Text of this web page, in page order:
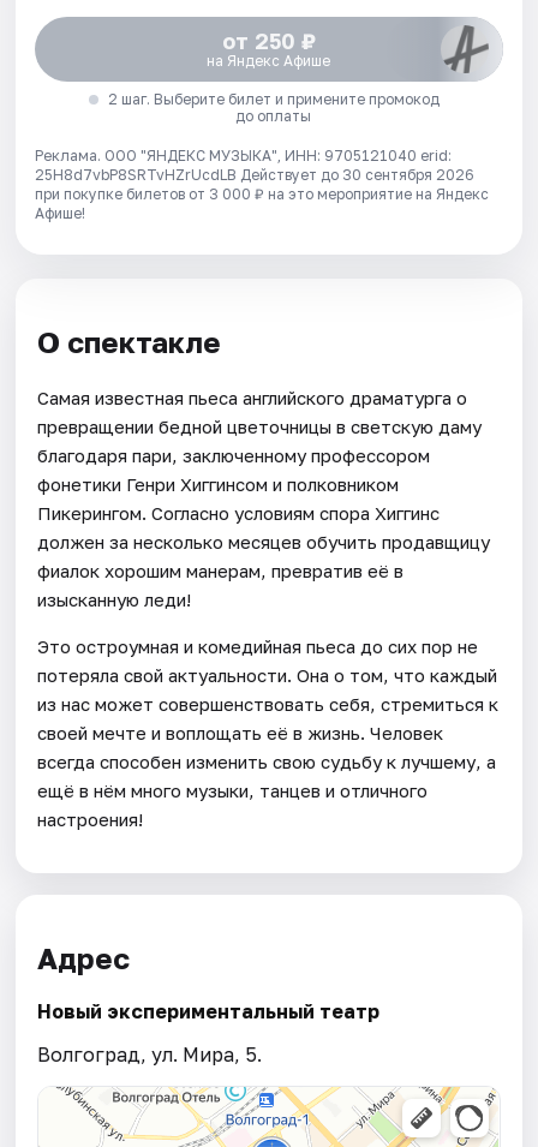
от 250 ₽
на Яндекс Афише
2 шаг. Выберите билет и примените промокод
до оплаты
Реклама. ООО "ЯНДЕКС МУЗЫКА", ИНН: 9705121040 erid:
25H8d7vbP8SRTvHZrUcdLB Действует до 30 сентября 2026
при покупке билетов от 3 000 ₽ на это мероприятие на Яндекс
Афише!
О спектакле
Самая известная пьеса английского драматурга о
превращении бедной цветочницы в светскую даму
благодаря пари, заключенному профессором
фонетики Генри Хиггинсом и полковником
Пикерингом. Согласно условиям спора Хиггинс
должен за несколько месяцев обучить продавщицу
фиалок хорошим манерам, превратив её в
изысканную леди!
Это остроумная и комедийная пьеса до сих пор не
потеряла свой актуальности. Она о том, что каждый
из нас может совершенствовать себя, стремиться к
своей мечте и воплощать её в жизнь. Человек
всегда способен изменить свою судьбу к лучшему, а
ещё в нём много музыки, танцев и отличного
настроения!
Адрес
Новый экспериментальный театр
Волгоград, ул. Мира, 5.